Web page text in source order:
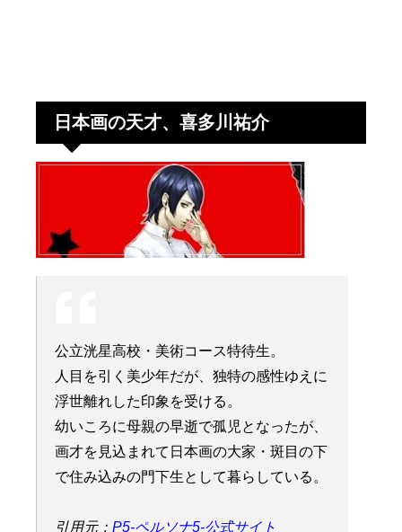
日本画の天才、喜多川祐介
公立洸星高校・美術コース特待生。
人目を引く美少年だが、独特の感性ゆえに
浮世離れした印象を受ける。
幼いころに母親の早逝で孤児となったが、
画才を見込まれて日本画の大家・斑目の下
で住み込みの門下生として暮らしている。
引用元： P5-ペルソナ5-公式サイト